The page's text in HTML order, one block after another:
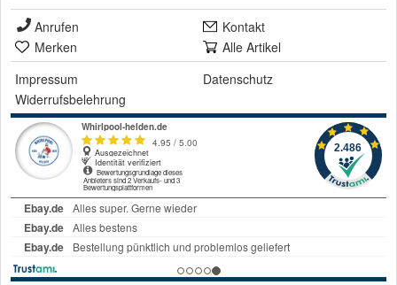
Anrufen
Kontakt
Merken
Alle Artikel
Impressum
Datenschutz
Widerrufsbelehrung